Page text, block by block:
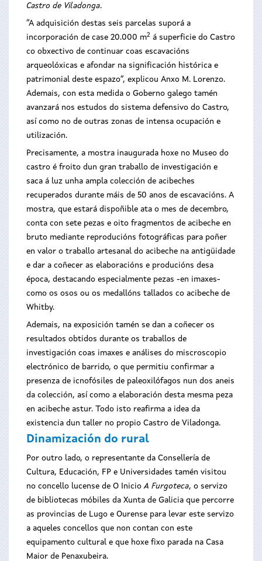
Castro de Viladonga.
“A adquisición destas seis parcelas suporá a
incorporación de case 20.000 m2 á superficie do Castro
co obxectivo de continuar coas escavacións
arqueolóxicas e afondar na significación histórica e
patrimonial deste espazo”, explicou Anxo M. Lorenzo.
Ademais, con esta medida o Goberno galego tamén
avanzará nos estudos do sistema defensivo do Castro,
así como no de outras zonas de intensa ocupación e
utilización.
Precisamente, a mostra inaugurada hoxe no Museo do
castro é froito dun gran traballo de investigación e
saca á luz unha ampla colección de acibeches
recuperados durante máis de 50 anos de escavacións. A
mostra, que estará dispoñible ata o mes de decembro,
conta con sete pezas e oito fragmentos de acibeche en
bruto mediante reproducións fotográficas para poñer
en valor o traballo artesanal do acibeche na antigüidade
e dar a coñecer as elaboracións e producións desa
época, destacando especialmente pezas -en imaxes-
como os osos ou os medallóns tallados co acibeche de
Whitby.
Ademais, na exposición tamén se dan a coñecer os
resultados obtidos durante os traballos de
investigación coas imaxes e análises do miscroscopio
electrónico de barrido, o que permitiu confirmar a
presenza de icnofósiles de paleoxilófagos nun dos aneis
da colección, así como a elaboración desta mesma peza
en acibeche astur. Todo isto reafirma a idea da
existencia dun taller no propio Castro de Viladonga.
Dinamización do rural
Por outro lado, o representante da Consellería de
Cultura, Educación, FP e Universidades tamén visitou
no concello lucense de O InicioA Furgoteca, o servizo
de bibliotecas móbiles da Xunta de Galicia que percorre
as provincias de Lugo e Ourense para levar este servizo
a aqueles concellos que non contan con este
equipamento cultural e que hoxe fixo parada na Casa
Maior de Penaxubeira.